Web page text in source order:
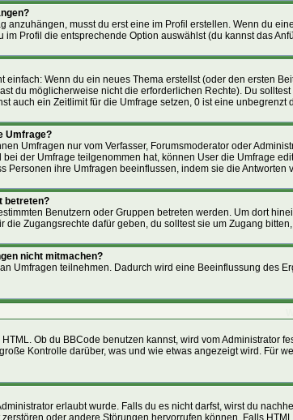
anzuhängen, musst du erst eine im Profil erstellen. Wenn du
im Profil die entsprechende Option auswählst (du kannst das
einfach: Wenn du ein neues Thema erstellst (oder den ersten
du möglicherweise nicht die erforderlichen Rechte). Du
auch ein Zeitlimit für die Umfrage setzen, 0 ist eine
Umfrage?
Umfragen nur vom Verfasser, Forumsmoderator oder
der Umfrage teilgenommen hat, können User die Umfrage
Personen ihre Umfragen beeinflussen, indem sie die Antworten
betreten?
Benutzern oder Gruppen betreten werden. Um dort
die Zugangsrechte dafür geben, du solltest sie um Zugang
nicht mitmachen?
Umfragen teilnehmen. Dadurch wird eine Beeinflussung des
Ob du BBCode benutzen kannst, wird vom
Kontrolle darüber, was und wie etwas angezeigt wird. Für
erlaubt wurde. Falls du es nicht darfst, wirst du
oder andere Störungen hervorrufen können. Falls